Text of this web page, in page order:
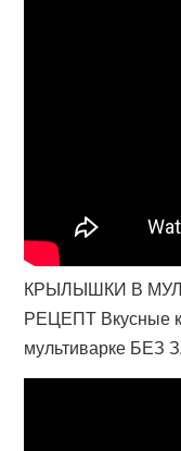
КРЫЛЫШКИ В
РЕЦЕПТ Вкусные
мультиварке